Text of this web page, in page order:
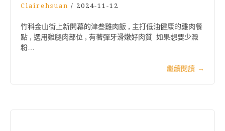
Clairehsuan / 2024-11-12
竹科金山街上新開幕的津叁雞肉飯 , 主打低油健康的雞肉餐
點 , 選用雞腿肉部位 , 有著彈牙滑嫩好肉質 如果想要少澱
粉…
繼續閱讀 →